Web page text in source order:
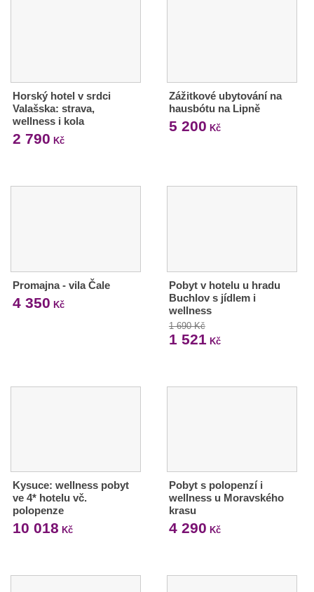
Horský hotel v srdci
Valašska: strava,
wellness i kola
2 790 Kč
Zážitkové ubytování na
hausbótu na Lipně
5 200 Kč
Promajna - vila Čale
4 350 Kč
Pobyt v hotelu u hradu
Buchlov s jídlem i
wellness
1 690 Kč
1 521 Kč
Kysuce: wellness pobyt
ve 4* hotelu vč.
polopenze
10 018 Kč
Pobyt s polopenzí i
wellness u Moravského
krasu
4 290 Kč